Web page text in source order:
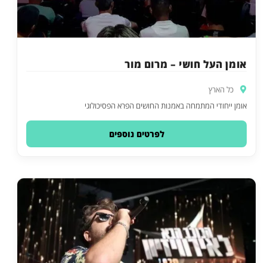
אומן העל חושי – מרום מור
כל הארץ
אומן ייחודי המתמחה באמנות החושים הפרא הפסיכולוגי
לפרטים נוספים